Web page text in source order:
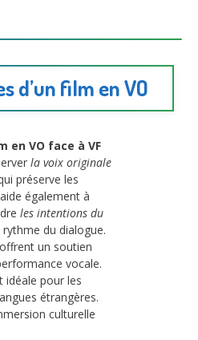
d’un film en VO
en VO face à VF
la voix originale
préserve les
également à
les intentions du
du dialogue.
un soutien
vocale.
idéale pour les
étrangères.
culturelle